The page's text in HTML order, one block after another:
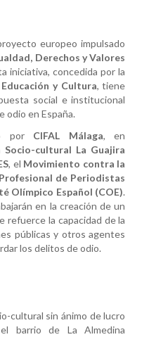
europeo impulsado
Derechos y Valores
iniciativa, concedida por la
y Cultura, tiene
social e institucional
odio en España.
por CIFAL Málaga, en
Socio-cultural La Guajira
, el Movimiento contra la
de Periodistas
Olímpico Español (COE).
en la creación de un
refuerce la capacidad de la
públicas y otros agentes
los delitos de odio.
cultural sin ánimo de lucro
barrio de La Almedina